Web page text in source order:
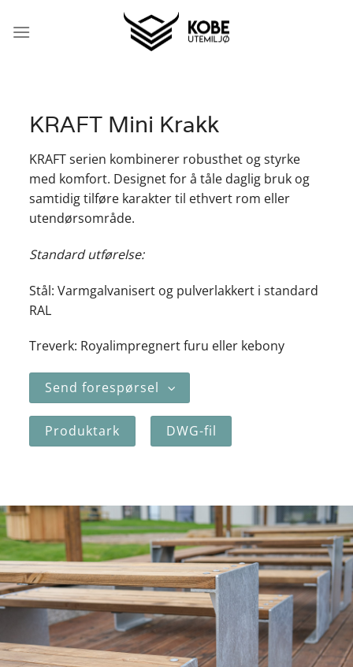
KRAFT Mini Krakk
KRAFT serien kombinerer robusthet og styrke
med komfort. Designet for å tåle daglig bruk og
samtidig tilføre karakter til ethvert rom eller
utendørsområde.
Standard utførelse:
Stål: Varmgalvanisert og pulverlakkert i standard
RAL
Treverk: Royalimpregnert furu eller kebony
Send forespørsel
Produktark DWG-fil